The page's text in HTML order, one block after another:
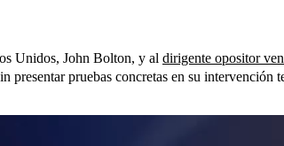
Unidos, John Bolton, y al dirigente opositor
presentar pruebas concretas en su intervención